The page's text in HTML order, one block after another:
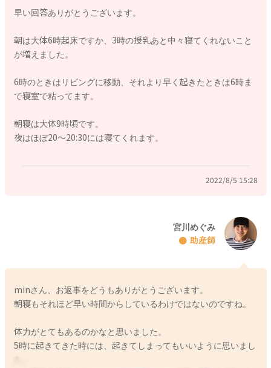
2022/8/5 15:06
早い回答ありがとうございます。
朝は大体6時起床ですか、3時の授乳あと中々寝てくれないこと
が増えました。
6時のときはリビングに移動、それより早く起きたときは6時ま
で寝室で粘ってます。
朝寝は大体9時頃です。
夜はほぼ20〜20:30には寝てくれます。
2022/8/5 15:28
宮川めぐみ
助産師
minさん、お返事をどうもありがとうございます。
朝寝もそれほど早い時間からしているわけではないのですね。
体力がとてもあるのかなと思いました。
5時に起きてきた時には、起きてしまってもいいように思いまし